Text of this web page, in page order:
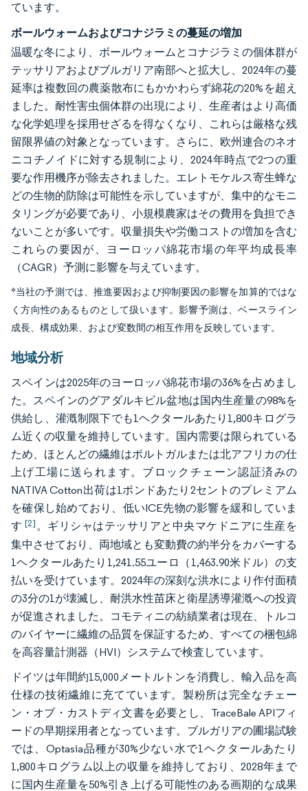
ています。
ボールウォームおよびコナジラミの蔓延の増加
温暖な冬により、ボールウォームとコナジラミの個体群が
テッサリアおよびブルガリア南部へと拡大し、2024年の蔓
延率は複数回の農薬散布にもかかわらず綿花の20%を超え
ました。耐性害虫個体群の出現により、生産者はより高価
な化学処理を採用せざるを得なくなり、これらは厳格な残
留限界値の対象となっています。さらに、欧州連合のネオ
ニコチノイドに対する規制により、2024年時点で2つの重
要な作用機序が除去されました。エレトモケルス寄生蜂な
どの生物的防除は可能性を示していますが、集中的なモニ
タリングが必要であり、小規模農家はその費用を負担でき
ないことが多いです。収量損失や労働コストの増加を含む
これらの要因が、ヨーロッパ綿花市場の年平均成長率
（CAGR）予測に影響を与えています。
*当社の予測では、推進要因および抑制要因の影響を加算的ではな
く方向性のあるものとして扱います。影響予測は、ベースライン
成長、構成効果、および変数間の相互作用を反映しています。
地域分析
スペインは2025年のヨーロッパ綿花市場の36%を占めまし
た。スペインのグアダルキビル盆地は国内生産量の98%を
供給し、灌漑制限下でも1ヘクタールあたり1,800キログラ
ム近くの収量を維持しています。国内需要は限られている
ため、ほとんどの繊維はポルトガルまたは北アフリカの仕
上げ工場に送られます。ブロックチェーン認証済みの
NATIVA Cotton出荷は1ポンドあたり2セントのプレミアム
を確保し始めており、低いICE先物の影響を緩和していま
す[2]。ギリシャはテッサリアと中央マケドニアに生産を
集中させており、両地域とも変動費の約半分をカバーする
1ヘクタールあたり1,241.55ユーロ（1,463.90米ドル）の支
払いを受けています。2024年の深刻な洪水により作付面積
の3分の1が壊滅し、耐洪水性苗床と衛星誘導灌漑への投資
が促進されました。コモティニの紡績業者は現在、トルコ
のバイヤーに繊維の品質を保証するため、すべての梱包綿
を高容量計測器（HVI）システムで検査しています。
ドイツは年間約15,000メートルトンを消費し、輸入品を高
仕様の技術繊維に充てています。製粉所は完全なチェー
ン・オブ・カストディ文書を必要とし、TraceBale APIフィ
ードの早期採用者となっています。ブルガリアの圃場試験
では、Optasia品種が30%少ない水で1ヘクタールあたり
1,800キログラム以上の収量を維持しており、2028年まで
に国内生産量を50%引き上げる可能性のある画期的な成果